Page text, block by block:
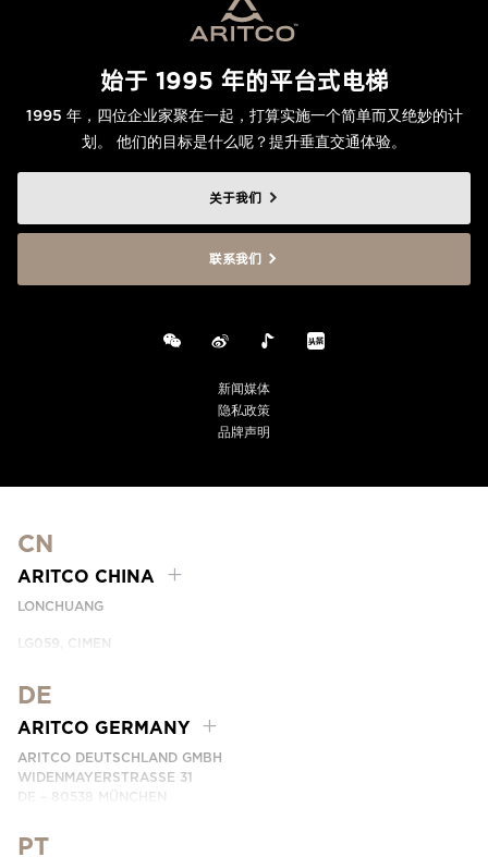
始于 1995 年的平台式电梯
1995 年，四位企业家聚在一起，打算实施一个简单而又绝妙的计
划。 他们的目标是什么呢？提升垂直交通体验。
关于我们
联系我们
新闻媒体
隐私政策
品牌声明
CN
ARITCO CHINA
LONCHUANG
LG059, CIMEN
PHONE:+86 400 6233 121
EMAIL:INFO.CHINA@ARITCO.COM
DE
ARITCO GERMANY
ARITCO DEUTSCHLAND GMBH
WIDENMAYERSTRASSE 31
DE – 80538 MÜNCHEN
PHONE:
PT